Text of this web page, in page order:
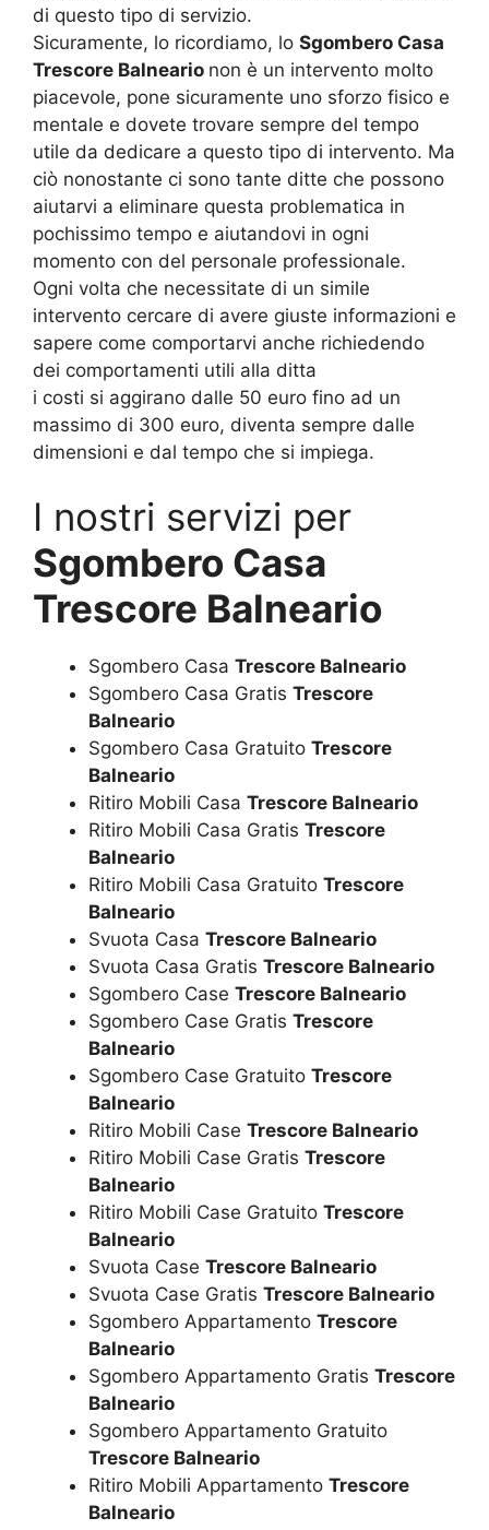
di questo tipo di servizio.
Sicuramente, lo ricordiamo, lo Sgombero Casa
Trescore Balneario non è un intervento molto
piacevole, pone sicuramente uno sforzo fisico e
mentale e dovete trovare sempre del tempo
utile da dedicare a questo tipo di intervento. Ma
ciò nonostante ci sono tante ditte che possono
aiutarvi a eliminare questa problematica in
pochissimo tempo e aiutandovi in ogni
momento con del personale professionale.
Ogni volta che necessitate di un simile
intervento cercare di avere giuste informazioni e
sapere come comportarvi anche richiedendo
dei comportamenti utili alla ditta
i costi si aggirano dalle 50 euro fino ad un
massimo di 300 euro, diventa sempre dalle
dimensioni e dal tempo che si impiega.
I nostri servizi per
Sgombero Casa
Trescore Balneario
Sgombero Casa Trescore Balneario
Sgombero Casa Gratis Trescore
Balneario
Sgombero Casa Gratuito Trescore
Balneario
Ritiro Mobili Casa Trescore Balneario
Ritiro Mobili Casa Gratis Trescore
Balneario
Ritiro Mobili Casa Gratuito Trescore
Balneario
Svuota Casa Trescore Balneario
Svuota Casa Gratis Trescore Balneario
Sgombero Case Trescore Balneario
Sgombero Case Gratis Trescore
Balneario
Sgombero Case Gratuito Trescore
Balneario
Ritiro Mobili Case Trescore Balneario
Ritiro Mobili Case Gratis Trescore
Balneario
Ritiro Mobili Case Gratuito Trescore
Balneario
Svuota Case Trescore Balneario
Svuota Case Gratis Trescore Balneario
Sgombero Appartamento Trescore
Balneario
Sgombero Appartamento Gratis Trescore
Balneario
Sgombero Appartamento Gratuito
Trescore Balneario
Ritiro Mobili Appartamento Trescore
Balneario